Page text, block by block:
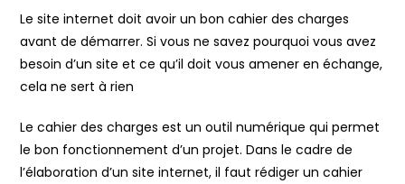
publication :
Le site internet doit avoir un bon cahier des charges
avant de démarrer. Si vous ne savez pourquoi vous avez
besoin d’un site et ce qu’il doit vous amener en échange,
cela ne sert à rien
Le cahier des charges est un outil numérique qui permet
le bon fonctionnement d’un projet. Dans le cadre de
l’élaboration d’un site internet, il faut rédiger un cahier